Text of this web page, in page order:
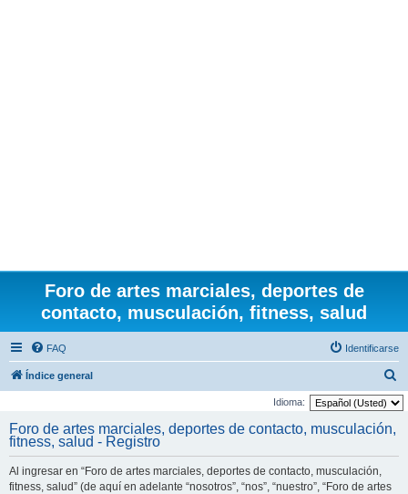
Foro de artes marciales, deportes de
contacto, musculación, fitness, salud
FAQ Identificarse
Índice general
u
Idioma:
Foro de artes marciales, deportes de contacto, musculación,
fitness, salud - Registro
Al ingresar en “Foro de artes marciales, deportes de contacto, musculación,
fitness, salud” (de aquí en adelante “nosotros”, “nos”, “nuestro”, “Foro de artes